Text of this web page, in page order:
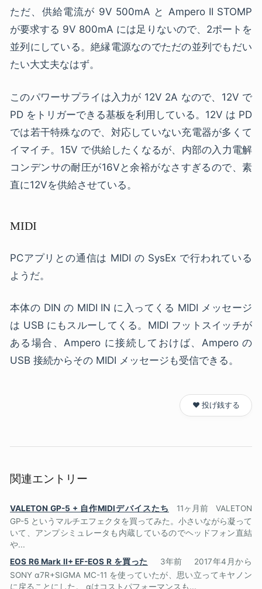
ただ、供給電流が 9V 500mA と Ampero II STOMP
が要求する 9V 800mA には足りないので、2ポートを
並列にしている。絶縁電源なのでただの並列でもだい
たい大丈夫なはず。
このパワーサプライは入力が 12V 2A なので、12V で
PD をトリガーできる基板を利用している。12V は PD
では若干特殊なので、対応していない充電器が多くて
イマイチ。15V で供給したくなるが、内部の入力電解
コンデンサの耐圧が16Vと余裕がなさすぎるので、素
直に12Vを供給させている。
MIDI
PCアプリとの通信は MIDI の SysEx で行われている
ようだ。
本体の DIN の MIDI IN に入ってくる MIDI メッセージ
は USB にもスルーしてくる。MIDI フットスイッチが
ある場合、Ampero に接続しておけば、Ampero の
USB 接続からその MIDI メッセージも受信できる。
❤️ 投げ銭する
関連エントリー
VALETON GP-5 + 自作MIDIデバイスたち 11ヶ月前
VALETON
GP-5 というマルチエフェクタを買ってみた。小さいながら凝って
いて、アンプシミュレータも内蔵しているのでヘッドフォン直結
や...
EOS R6 Mark II+ EF-EOS R を買った
3年前
2017年4月から
SONY α7R+SIGMA MC-11 を使っていたが、思い立ってキヤノン
に戻ることにした。 αはコストパフォーマンスも...